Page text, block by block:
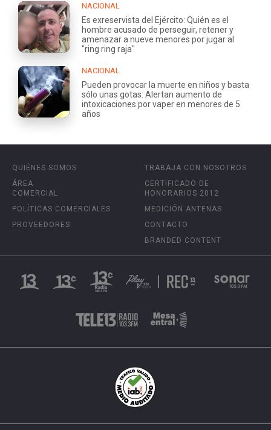
NACIONAL
Es exreservista del Ejército: Quién es el
hombre acusado de perseguir, retener y
amenazar a nueve menores por jugar al
"ring ring raja"
NACIONAL
Pueden provocar la muerte en niños y basta
sólo unas gotas: Alertan aumento de
intoxicaciones por vaper en menores de 5
años
QUIÉNES SOMOS
ÁREA
COMERCIAL
POLÍTICAS COMERCIALES
PROVEEDORES
TRABAJA CON NOSOTROS
CERTIFICADO DE
HONORARIOS 2012
MEDICIÓN ANTENAS
CONTACTO
BRANDED CONTENT